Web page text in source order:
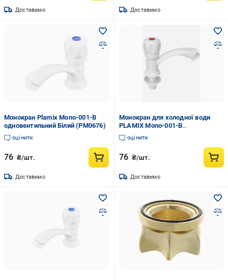
Доставимо Доставимо
Монокран Plamix Mono-001-B
одновентильний Білий (PM0676)
оцінити
76 ₴/шт.
Доставимо
Монокран для холодної води
PLAMIX Mono-001-B
термопластик White (PM0676)
оцінити
76 ₴/шт.
Доставимо